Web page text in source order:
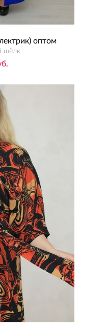
оптом
шёлк